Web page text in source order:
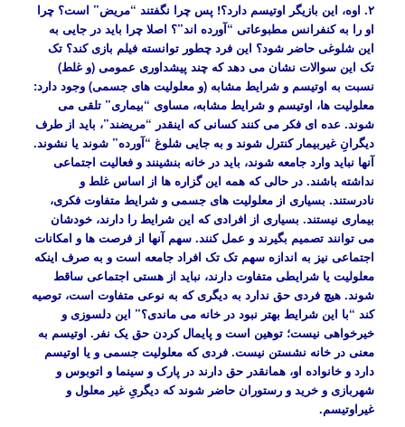
۲. اوه، این بازیگر اوتیسم دارد؟! پس چرا نگفتند “مریض” است؟ چرا
او را به کنفرانس مطبوعاتی “آورده اند”؟ اصلا چرا باید در جایی به
این شلوغی حاضر شود؟ این فرد چطور توانسته فیلم بازی کند؟ تک
تک این سوالات نشان می دهد که چند پیشداوری عمومی (و غلط)
نسبت به اوتیسم و شرایط مشابه (و معلولیت های جسمی) وجود دارد:
معلولیت ها، اوتیسم و شرایط مشابه، مساوی “بیماری” تلقی می
شوند. عده ای فکر می کنند کسانی که اینقدر “مریضند”، باید از طرف
دیگرانِ غیربیمار کنترل شوند و به جایی شلوغ “آورده” شوند یا نشوند.
آنها نباید وارد جامعه شوند، باید در خانه بنشینند و فعالیت اجتماعی
نداشته باشند. در حالی که همه این گزاره ها از اساس غلط و
نادرستند. بسیاری از معلولیت های جسمی و شرایط متفاوت فکری،
بیماری نیستند. بسیاری از افرادی که این شرایط را دارند، خودشان
می توانند تصمیم بگیرند و عمل کنند. سهم آنها از فرصت ها و امکانات
اجتماعی نیز به اندازه سهم تک تک افراد جامعه است و به صرف اینکه
معلولیت یا شرایطی متفاوت دارند، نباید از هستی اجتماعی ساقط
شوند. هیچ فردی حق ندارد به دیگری که به نوعی متفاوت است، توصیه
کند “با این شرایط بهتر نبود در خانه می ماندی؟” این دلسوزی و
خیرخواهی نیست؛ توهین است و پایمال کردن حق یک نفر. اوتیسم به
معنی در خانه نشستن نیست. فردی که معلولیت جسمی و یا اوتیسم
دارد و خانواده او، همانقدر حق دارند در پارک و سینما و اتوبوس و
شهربازی و خرید و رستوران حاضر شوند که دیگریِ غیر معلول و
غیراوتیسم.